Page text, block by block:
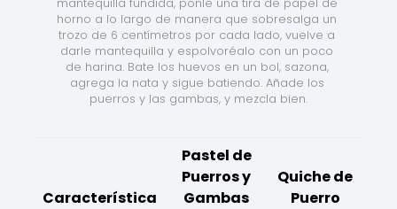
horno a lo largo de manera que sobresalga un
trozo de 6 centímetros por cada lado, vuelve a
darle mantequilla y espolvoréalo con un poco
de harina. Bate los huevos en un bol, sazona,
agrega la nata y sigue batiendo. Añade los
puerros y las gambas, y mezcla bien.
Característica
Pastel de
Puerros y
Gambas
Quiche de
Puerro